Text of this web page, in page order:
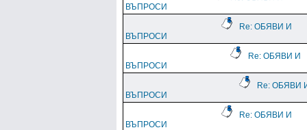
ВЪПРОСИ
Re: ОБЯВИ И
ВЪПРОСИ
Re: ОБЯВИ И
ВЪПРОСИ
Re: ОБЯВИ
ВЪПРОСИ
Re: ОБЯВИ И
ВЪПРОСИ